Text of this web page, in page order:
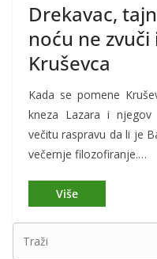
Drekavac,
noću ne
Kruševca
Kada se pomene
kneza Lazara i
večitu raspravu da li je
večernje filozofiranje.…